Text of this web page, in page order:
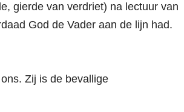
gierde van verdriet) na lectuur van
God de Vader aan de lijn had.
Zij is de bevallige